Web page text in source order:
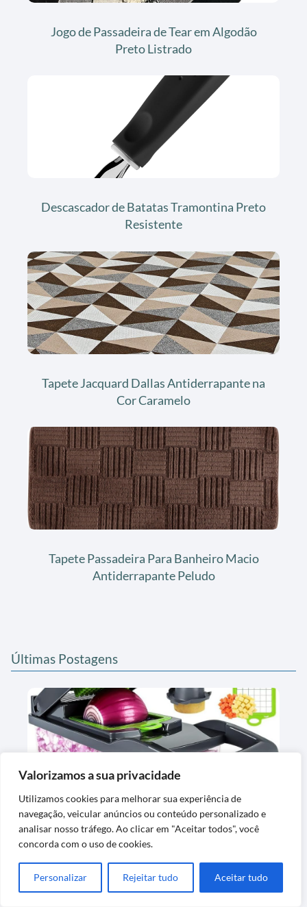
Valorizamos a sua privacidade
Utilizamos cookies para melhorar sua experiência de
navegação, veicular anúncios ou conteúdo personalizado e
analisar nosso tráfego. Ao clicar em "Aceitar todos", você
concorda com o uso de cookies.
Personalizar Rejeitar tudo Aceitar tudo
Jogo de Passadeira de Tear em Algodão
Preto Listrado
Descascador de Batatas Tramontina Preto
Resistente
Tapete Jacquard Dallas Antiderrapante na
Cor Caramelo
Tapete Passadeira Para Banheiro Macio
Antiderrapante Peludo
Últimas Postagens
Cortador e Fatiador para Alimentos em Aço
Inox Premium